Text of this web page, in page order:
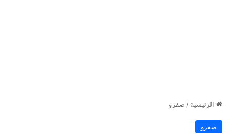
الرئيسية / صفرو
صفرو